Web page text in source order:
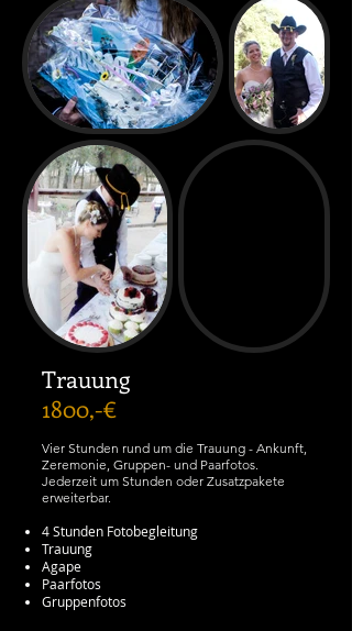
Trauung
1800,-€
Vier Stunden rund um die Trauung - Ankunft,
Zeremonie, Gruppen- und Paarfotos.
Jederzeit um Stunden oder Zusatzpakete
erweiterbar.
4 Stunden Fotobegleitung
Trauung
Agape
Paarfotos
Gruppenfotos